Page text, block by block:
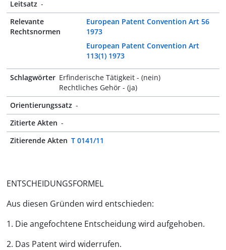
Leitsatz -
Relevante
Rechtsnormen
European Patent Convention Art 56
1973
European Patent Convention Art
113(1) 1973
Schlagwörter Erfinderische Tätigkeit - (nein)
Rechtliches Gehör - (ja)
Orientierungssatz -
Zitierte Akten -
Zitierende Akten T 0141/11
ENTSCHEIDUNGSFORMEL
Aus diesen Gründen wird entschieden:
1. Die angefochtene Entscheidung wird aufgehoben.
2. Das Patent wird widerrufen.